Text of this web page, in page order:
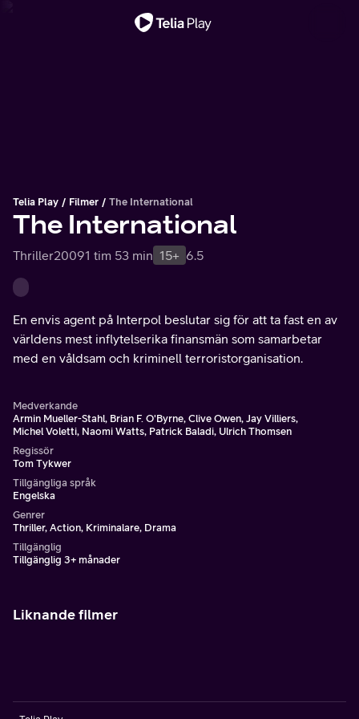
Telia Play Filmer The International
The International
Thriller20091 tim 53 min 15+ 6.5
En envis agent på Interpol beslutar sig för att ta fast en av
världens mest inflytelserika finansmän som samarbetar
med en våldsam och kriminell terroristorganisation.
Medverkande
Armin Mueller-Stahl, Brian F. O'Byrne, Clive Owen, Jay Villiers,
Michel Voletti, Naomi Watts, Patrick Baladi, Ulrich Thomsen
Regissör
Tom Tykwer
Tillgängliga språk
Engelska
Genrer
Thriller, Action, Kriminalare, Drama
Tillgänglig
Tillgänglig 3+ månader
Liknande filmer